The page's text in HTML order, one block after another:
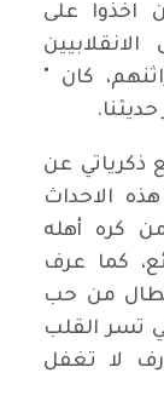
اخذوا على
كان "
ذكرياتي عن
الاحداث
كره أهله
كما عرف
من حب
تسر القلب
لا تغفل